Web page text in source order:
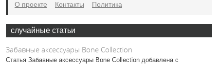
О проекте
Контакты Политика
случайные статьи
Забавные аксессуары Bone Collection
Статья Забавные аксессуары Bone Collection добавлена с